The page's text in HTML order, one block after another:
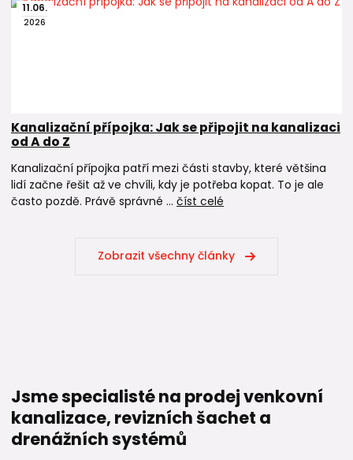
11.06.
2026
Kanalizační přípojka: Jak se připojit na kanalizaci
od A do Z
Kanalizační přípojka patří mezi části stavby, které většina
lidí začne řešit až ve chvíli, kdy je potřeba kopat. To je ale
často pozdě. Právě správné ... číst celé
Zobrazit všechny články
Jsme specialisté na prodej venkovní
kanalizace, revizních šachet a
drenážních systémů